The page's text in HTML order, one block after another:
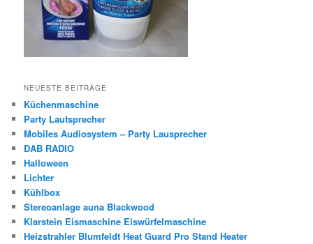
NEUESTE BEITRÄGE
Küchenmaschine
Party Lautsprecher
Mobiles Audiosystem – Party Lausprecher
DAB RADIO
Halloween
Lichter
Kühlbox
Stereoanlage auna Blackwood
Klarstein Eismaschine Eiswürfelmaschine
Heizstrahler Blumfeldt Heat Guard Pro Stand Heater